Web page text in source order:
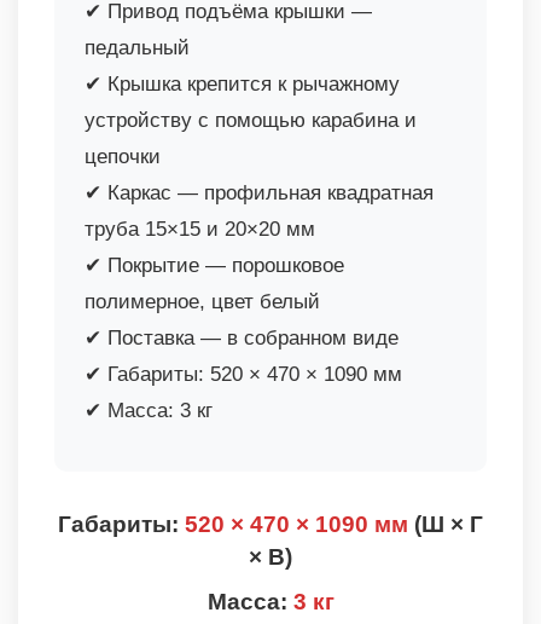
✔ Привод подъёма крышки —
педальный
✔ Крышка крепится к рычажному
устройству с помощью карабина и
цепочки
✔ Каркас — профильная квадратная
труба 15×15 и 20×20 мм
✔ Покрытие — порошковое
полимерное, цвет белый
✔ Поставка — в собранном виде
✔ Габариты: 520 × 470 × 1090 мм
✔ Масса: 3 кг
Габариты: 520 × 470 × 1090 мм (Ш × Г
× В)
Масса: 3 кг